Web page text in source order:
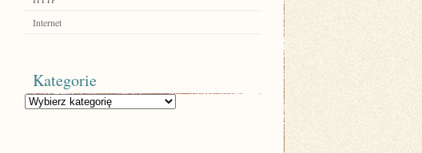
Internet
Kategorie
Kategorie